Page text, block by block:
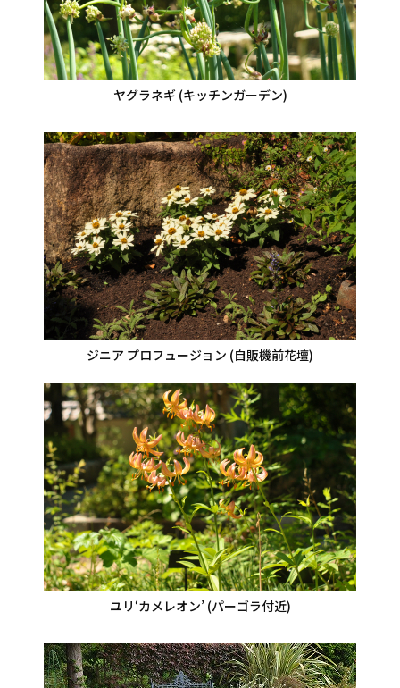
ヤグラネギ (キッチンガーデン)
ジニア プロフュージョン (自販機前花壇)
ユリ‘カメレオン’ (パーゴラ付近)